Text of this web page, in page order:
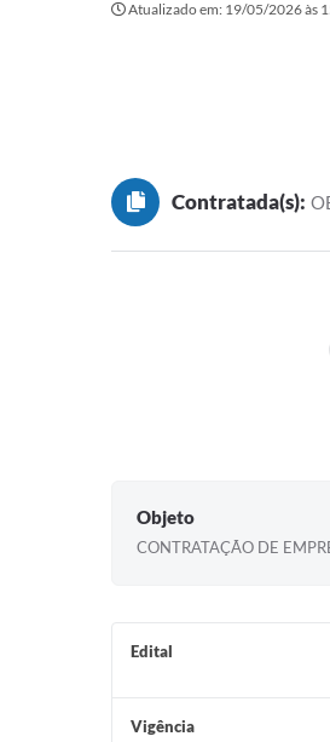
Atualizado em: 19/05/2026 às
Contratada(s):
Objeto
CONTRATAÇÃO DE
Edital
Vigência